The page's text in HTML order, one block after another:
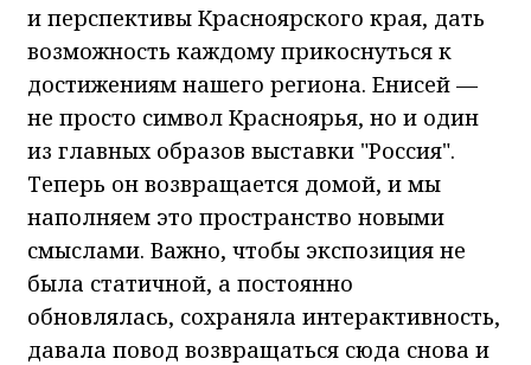
и перспективы Красноярского края, дать
возможность каждому прикоснуться к
достижениям нашего региона. Енисей —
не просто символ Красноярья, но и один
из главных образов выставки "Россия".
Теперь он возвращается домой, и мы
наполняем это пространство новыми
смыслами. Важно, чтобы экспозиция не
была статичной, а постоянно
обновлялась, сохраняла интерактивность,
давала повод возвращаться сюда снова и